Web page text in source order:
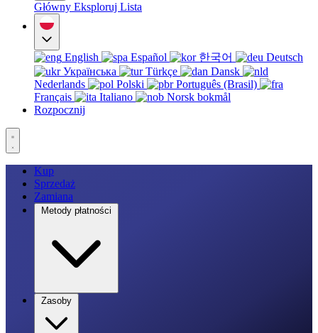
Główny Eksploruj Lista
English Español 한국어
Deutsch
Українська
Türkçe
Dansk
Nederlands
Polski
Português (Brasil)
Français
Italiano
Norsk bokmål
Rozpocznij
Kup
Sprzedaż
Zamiana
Metody płatności
Zasoby